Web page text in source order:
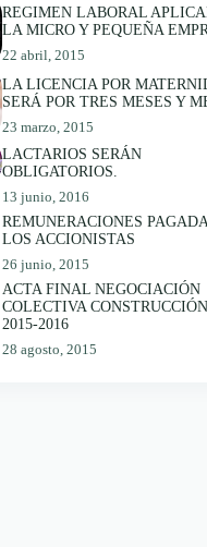
REGIMEN LABORAL
LA MICRO Y PEQUEÑA
22 abril, 2015
LA LICENCIA POR
SERÁ POR TRES MESES Y
23 marzo, 2015
LACTARIOS SERÁN
OBLIGATORIOS.
13 junio, 2016
REMUNERACIONES
LOS ACCIONISTAS
26 junio, 2015
ACTA FINAL NEGOCIACIÓN
COLECTIVA
2015-2016
28 agosto, 2015